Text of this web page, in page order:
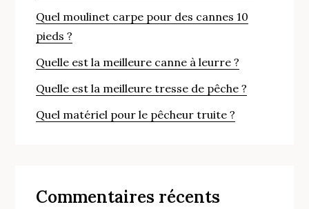
Quel moulinet carpe pour des cannes 10
pieds ?
Quelle est la meilleure canne à leurre ?
Quelle est la meilleure tresse de pêche ?
Quel matériel pour le pêcheur truite ?
Commentaires récents